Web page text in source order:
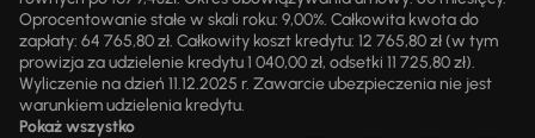
Oprocentowanie stałe w skali roku: 9,00%. Całkowita kwota do
zapłaty: 64 765,80 zł. Całkowity koszt kredytu: 12 765,80 zł (w tym
prowizja za udzielenie kredytu 1 040,00 zł, odsetki 11 725,80 zł).
Wyliczenie na dzień 11.12.2025 r. Zawarcie ubezpieczenia nie jest
warunkiem udzielenia kredytu.
Pokaż wszystko